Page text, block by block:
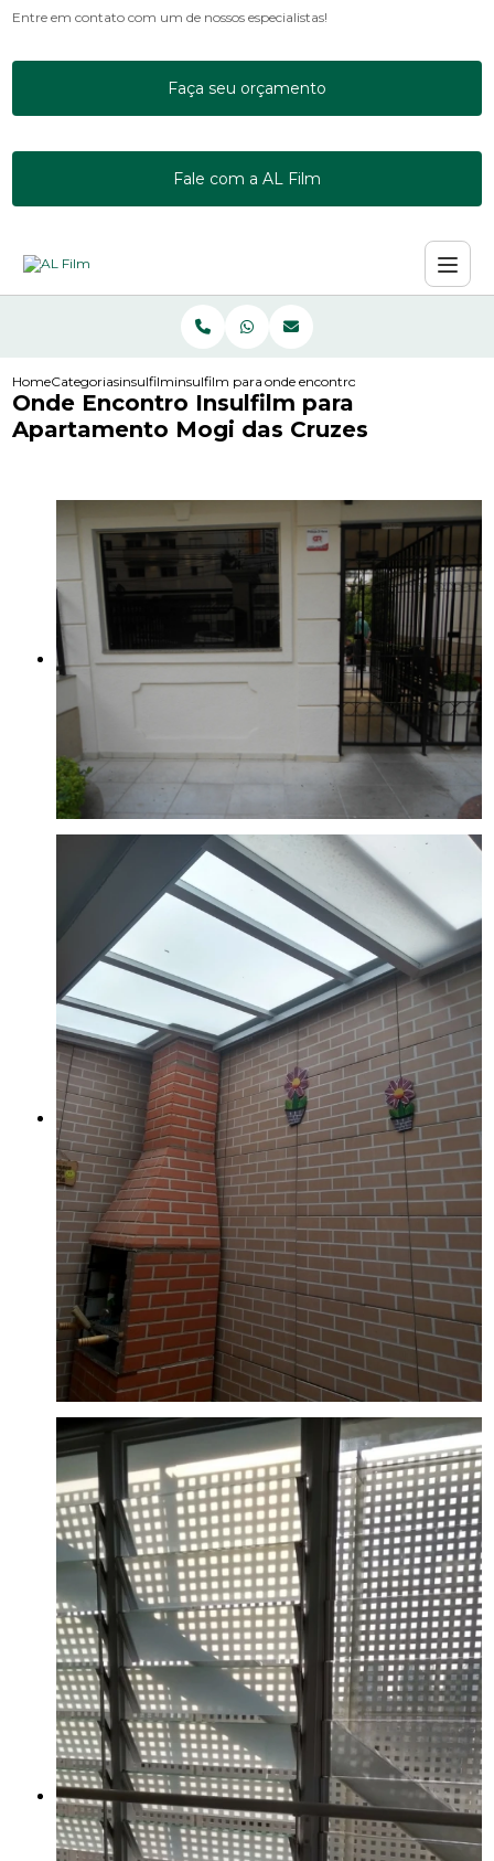
Entre em contato com um de nossos especialistas!
Faça seu orçamento
Fale com a AL Film
HomeCategoriasinsulfilminsulfilm para escritorioonde encontro insulfilm para
Onde Encontro Insulfilm para
Apartamento Mogi das Cruzes